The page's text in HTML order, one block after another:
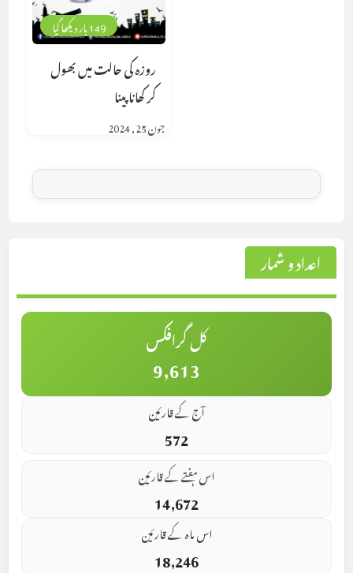
149 بار دیکھا گیا
روزہ کی حالت میں بھول
کر کھانا پینا
جون 25, 2024
اعداد و شمار
کل گرافکس
9,613
آج کے قارئین
572
اس ہفتے کے قارئین
14,672
اس ماہ کے قارئین
18,246